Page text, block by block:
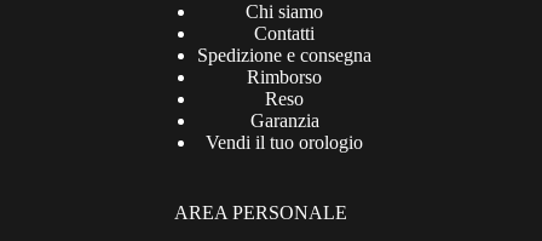
Chi siamo
Contatti
Spedizione e consegna
Rimborso
Reso
Garanzia
Vendi il tuo orologio
AREA PERSONALE